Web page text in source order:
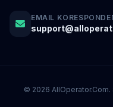
EMAIL
© 2026